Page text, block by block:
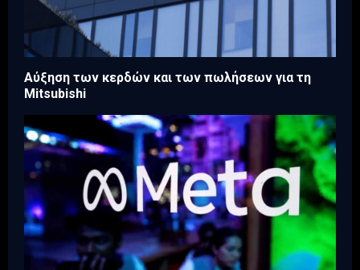
Aύξηση των κερδών και των πωλήσεων για τη
Mitsubishi